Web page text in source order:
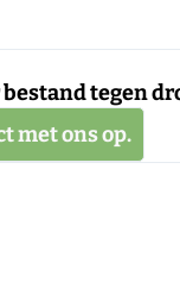
tegen
met ons op.